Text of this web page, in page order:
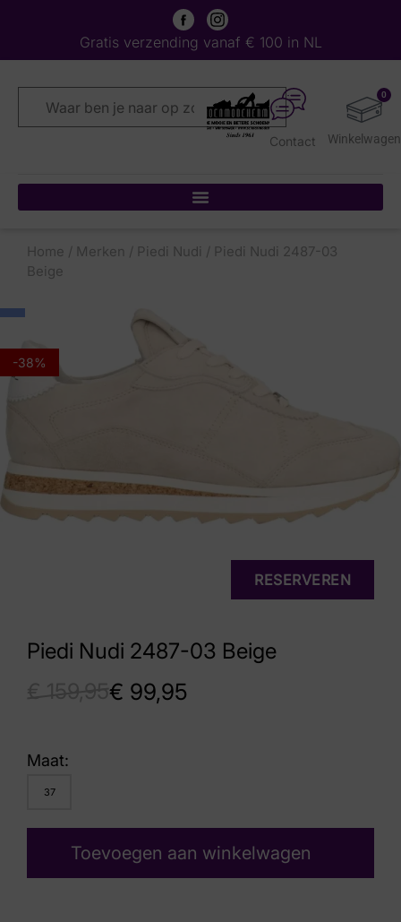
Gratis verzending vanaf € 100 in NL
0
Contact
Home / Merken / Piedi Nudi / Piedi Nudi 2487-03
Beige
-38%
Piedi Nudi 2487-03 Beige
€ 99,95
RESERVEREN
Maat:
37
Toevoegen aan winkelwagen